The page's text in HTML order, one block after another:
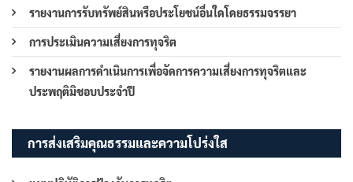
รายงานการรับทรัพย์สินหรือประโยชน์อื่นใดโดยธรรมจรรยา
การประเมินความเสี่ยงการทุจริต
รายงานผลการดำเนินการเพื่อจัดการความเสี่ยงการทุจริตและ
ประพฤติมิชอบประจำปี
การส่งเสริมคุณธรรมและความโปร่งใส